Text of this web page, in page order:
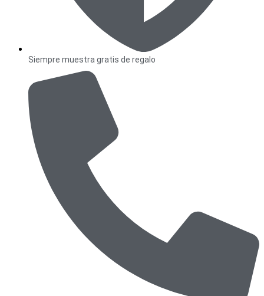
Siempre muestra gratis de regalo